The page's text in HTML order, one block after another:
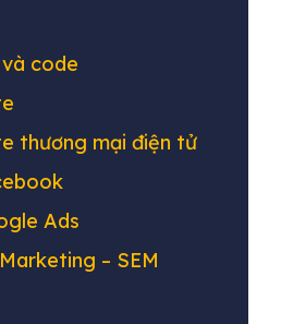
code
thương mại điện tử
Ads
– SEM